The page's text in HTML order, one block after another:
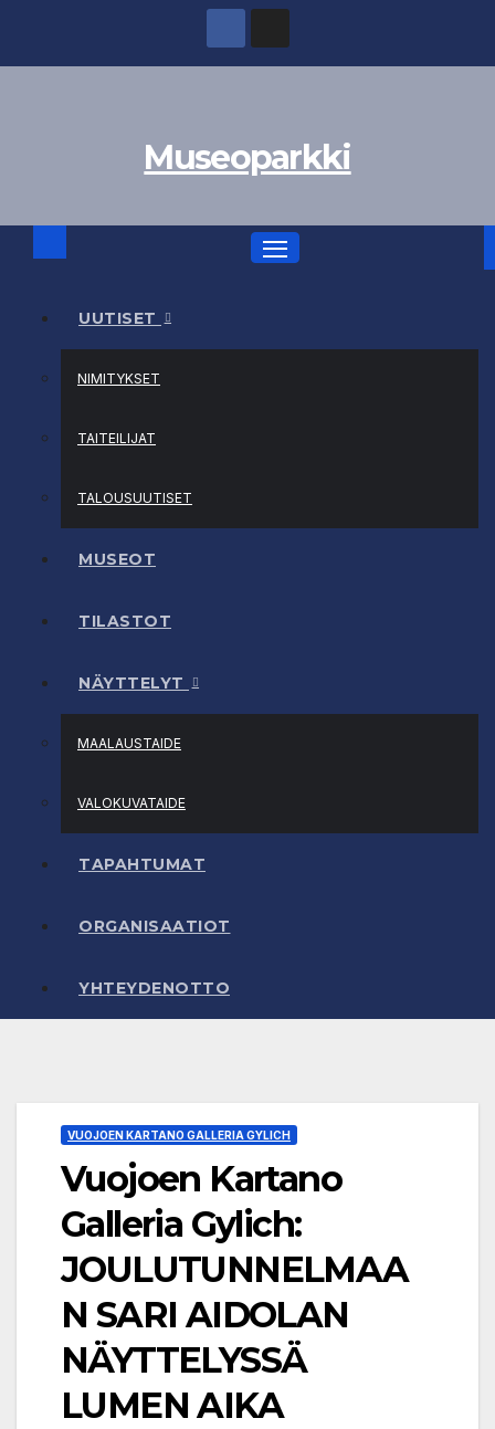
Museoparkki
UUTISET
NIMITYKSET
TAITEILIJAT
TALOUSUUTISET
MUSEOT
TILASTOT
NÄYTTELYT
MAALAUSTAIDE
VALOKUVATAIDE
TAPAHTUMAT
ORGANISAATIOT
YHTEYDENOTTO
VUOJOEN KARTANO GALLERIA GYLICH
Vuojoen Kartano
Galleria Gylich:
JOULUTUNNELMAA
N SARI AIDOLAN
NÄYTTELYSSÄ
LUMEN AIKA